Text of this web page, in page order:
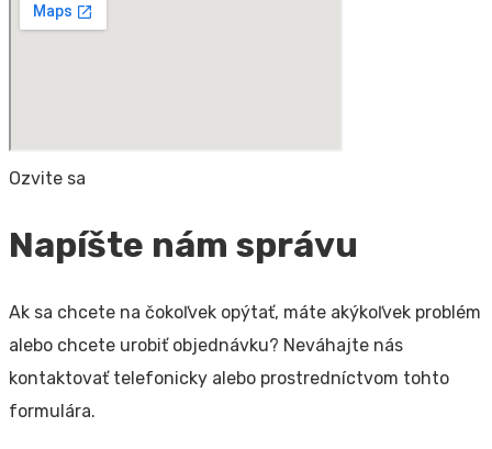
Ozvite sa
Napíšte nám správu
Ak sa chcete na čokoľvek opýtať, máte akýkoľvek problém
alebo chcete urobiť objednávku? Neváhajte nás
kontaktovať telefonicky alebo prostredníctvom tohto
formulára.